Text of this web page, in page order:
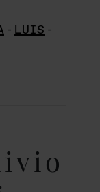
- LUIS -